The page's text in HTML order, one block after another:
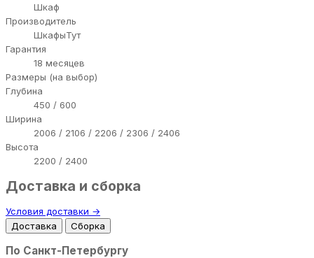
Шкаф
Производитель
ШкафыТут
Гарантия
18 месяцев
Размеры (на выбор)
Глубина
450 / 600
Ширина
2006 / 2106 / 2206 / 2306 / 2406
Высота
2200 / 2400
Доставка и сборка
Условия доставки →
Доставка
Сборка
По Санкт-Петербургу